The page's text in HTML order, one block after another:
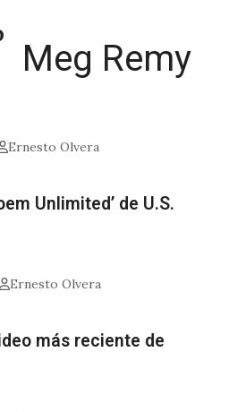
Meg Remy
Ernesto Olvera
Unlimited’ de U.S.
Ernesto Olvera
más reciente de